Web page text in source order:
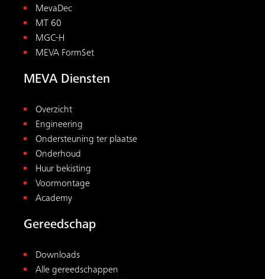
MevaDec
MT 60
MGC-H
MEVA FormSet
MEVA Diensten
Overzicht
Engineering
Ondersteuning ter plaatse
Onderhoud
Huur bekisting
Voormontage
Academy
Gereedschap
Downloads
Alle gereedschappen